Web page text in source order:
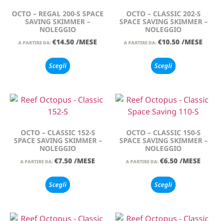
OCTO – REGAL 200-S SPACE
SAVING SKIMMER –
NOLEGGIO
A PARTIRE DA: €14.50 /MESE
Scegli
OCTO – CLASSIC 202-S
SPACE SAVING SKIMMER –
NOLEGGIO
A PARTIRE DA: €10.50 /MESE
Scegli
OCTO – CLASSIC 152-S
SPACE SAVING SKIMMER –
NOLEGGIO
A PARTIRE DA: €7.50 /MESE
Scegli
OCTO – CLASSIC 150-S
SPACE SAVING SKIMMER –
NOLEGGIO
A PARTIRE DA: €6.50 /MESE
Scegli